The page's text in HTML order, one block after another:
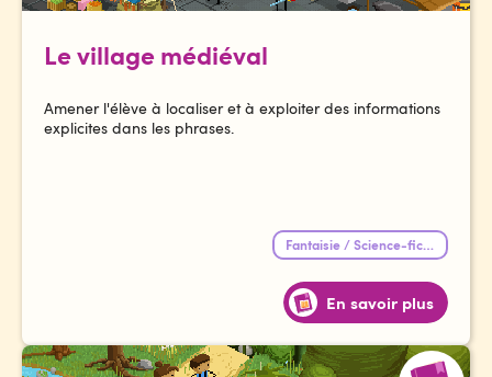
Le village médiéval
Amener l'élève à localiser et à exploiter des informations
explicites dans les phrases.
Fantaisie / Science-fiction
En savoir plus